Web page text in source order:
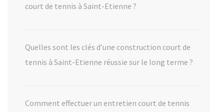
court de tennis à Saint-Etienne ?
Quelles sont les clés d’une construction court de
tennis à Saint-Etienne réussie sur le long terme ?
Comment effectuer un entretien court de tennis